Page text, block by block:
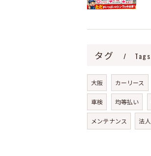
タグ Tags
大阪 カーリース
車検 均等払い
メンテナンス 法人